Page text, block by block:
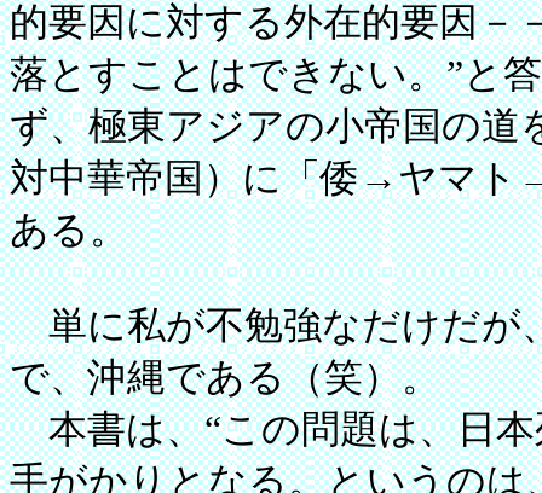
的要因に対する外在的要因－
落とすことはできない。”と
ず、極東アジアの小帝国の道
対中華帝国）に「倭→ヤマト
ある。
単に私が不勉強なだけだが
で、沖縄である（笑）。
本書は、“この問題は、日本
手がかりとなる。というのは